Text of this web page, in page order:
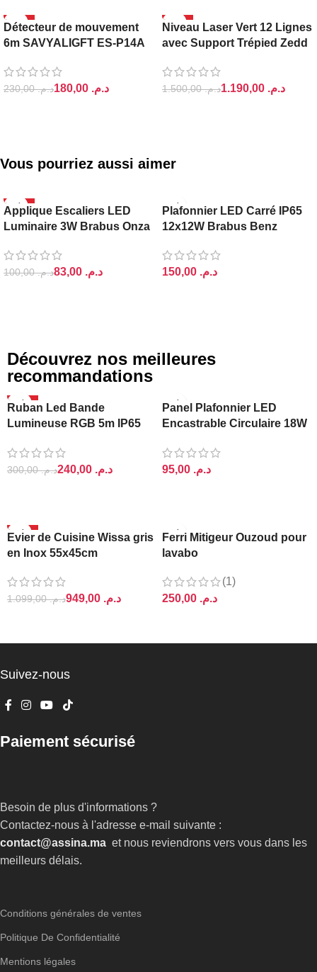
-22%
Détecteur de mouvement
6m SAVYALIGFT ES-P14A
د.م.230,00 د.م.
-21%
Niveau Laser Vert 12 Lignes
avec Support Trépied Zedd
د.م.1.500,00 د.م.
Vous pourriez aussi aimer
-17%
BRABUS
Applique Escaliers LED
Luminaire 3W Brabus Onza
د.م.100,00 د.م.
BRABUS
Plafonnier LED Carré IP65
12x12W Brabus Benz
د.م.
Découvrez nos meilleures
recommandations
-20%
Ruban Led Bande
Lumineuse RGB 5m IP65
د.م.300,00 د.م.
Panel Plafonnier LED
Encastrable Circulaire 18W
د.م.
-14%
Evier de Cuisine Wissa gris
en Inox 55x45cm
د.م.1.099,00 د.م.
Ferri Mitigeur Ouzoud pour
lavabo
(1)
د.م.
Conditions générales de ventes
Politique De Confidentialité
Mentions légales
Suivez-nous
Paiement sécurisé
Besoin de plus d'informations ?
Contactez-nous à l'adresse e-mail suivante :
contact@assina.ma et nous reviendrons vers vous dans les
meilleurs délais.